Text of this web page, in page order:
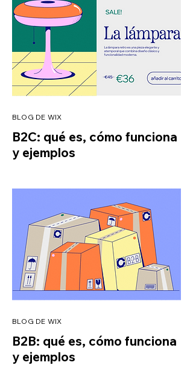
BLOG DE WIX
B2C: qué es, cómo funciona
y ejemplos
BLOG DE WIX
B2B: qué es, cómo funciona
y ejemplos